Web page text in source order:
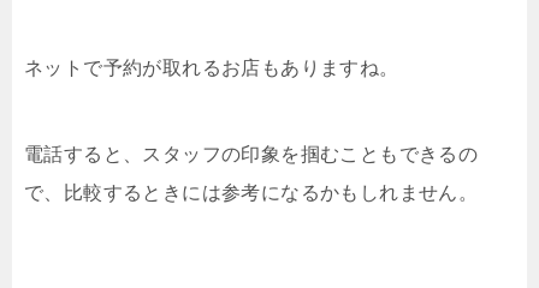
ネットで予約が取れるお店もありますね。
電話すると、スタッフの印象を掴むこともできるの
で、比較するときには参考になるかもしれません。